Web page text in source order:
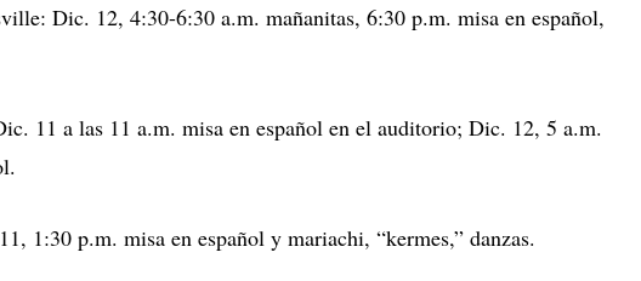
Dic. 12, 4:30-6:30 a.m. mañanitas, 6:30 p.m. misa en español,
11 a las 11 a.m. misa en español en el auditorio; Dic. 12, 5 a.m.
1:30 p.m. misa en español y mariachi, “kermes,” danzas.